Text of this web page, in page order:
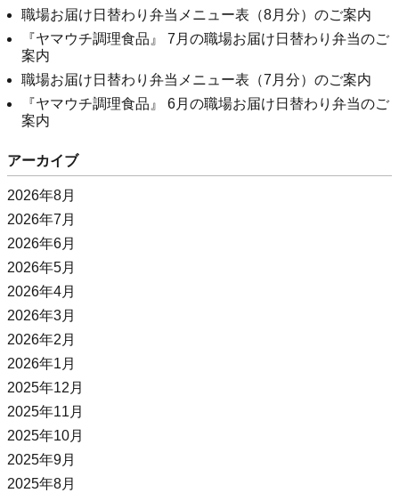
職場お届け日替わり弁当メニュー表（8月分）のご案内
『ヤマウチ調理食品』 7月の職場お届け日替わり弁当のご
案内
職場お届け日替わり弁当メニュー表（7月分）のご案内
『ヤマウチ調理食品』 6月の職場お届け日替わり弁当のご
案内
アーカイブ
2026年8月
2026年7月
2026年6月
2026年5月
2026年4月
2026年3月
2026年2月
2026年1月
2025年12月
2025年11月
2025年10月
2025年9月
2025年8月